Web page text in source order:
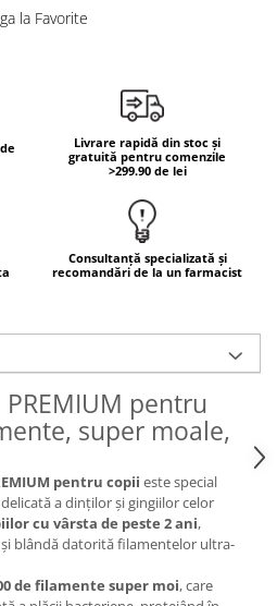
la Favorite
Livrare rapidă din stoc și
gratuită pentru comenzile
>299.90 de lei
Consultanță specializată și
recomandări de la un farmacist
pentru
super moale,
pentru copii este special
a dinților și gingiilor celor
cu vârsta de peste 2 ani,
blândă datorită filamentelor ultra-
de filamente super moi, care